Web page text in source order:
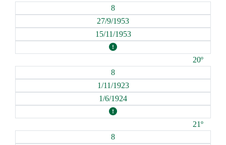
8
27/9/1953
15/11/1953
20º
8
1/11/1923
1/6/1924
21º
8